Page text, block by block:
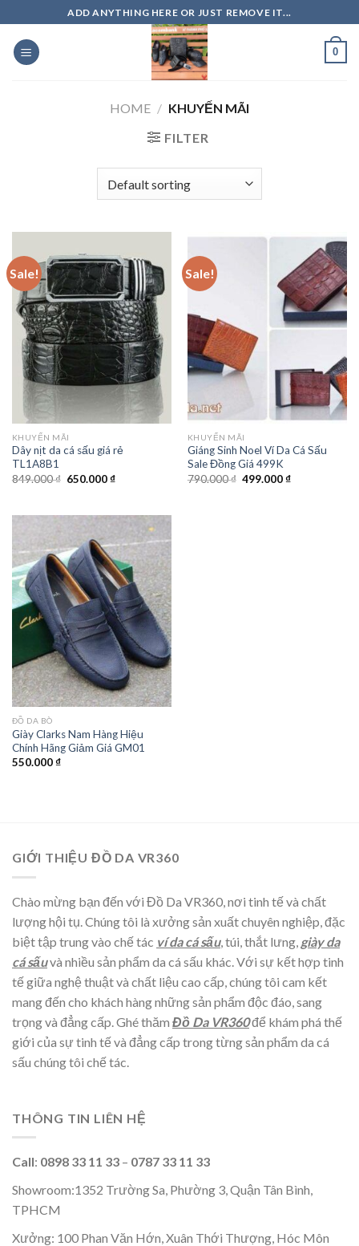
to
content
ADD ANYTHING HERE OR JUST REMOVE IT...
0
HOME / KHUYẾN MÃI
FILTER
Sale!
KHUYẾN MÃI
Dây nịt da cá sấu giá rẻ
TL1A8B1
849.000₫ 650.000₫
Sale!
KHUYẾN MÃI
Giáng Sinh Noel Ví Da Cá Sấu
Sale Đồng Giá 499K
790.000₫ 499.000₫
ĐỒ DA BÒ
Giày Clarks Nam Hàng Hiệu
Chính Hãng Giảm Giá GM01
550.000₫
GIỚI THIỆU ĐỒ DA VR360
Chào mừng bạn đến với Đồ Da VR360, nơi tinh tế và chất
lượng hội tụ. Chúng tôi là xưởng sản xuất chuyên nghiệp, đặc
biệt tập trung vào chế tác ví da cá sấu, túi, thắt lưng, giày da
cá sấuvà nhiều sản phẩm da cá sấu khác. Với sự kết hợp tinh
tế giữa nghệ thuật và chất liệu cao cấp, chúng tôi cam kết
mang đến cho khách hàng những sản phẩm độc đáo, sang
trọng và đẳng cấp. Ghé thăm Đồ Da VR360để khám phá thế
giới của sự tinh tế và đẳng cấp trong từng sản phẩm da cá
sấu chúng tôi chế tác.
THÔNG TIN LIÊN HỆ
Call: 0898 33 11 33 – 0787 33 11 33
Showroom:1352 Trường Sa, Phường 3, Quận Tân Bình,
TPHCM
Xưởng: 100 Phan Văn Hớn, Xuân Thới Thượng, Hóc Môn